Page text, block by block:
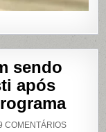
sendo
após
COMENTÁRIOSEM